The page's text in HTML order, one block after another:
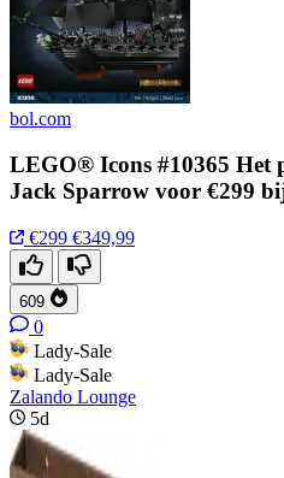
bol.com
LEGO® Icons #10365 Het
Jack Sparrow voor €299
€299 €349,99
609
0
Lady-Sale
Lady-Sale
Zalando Lounge
5d